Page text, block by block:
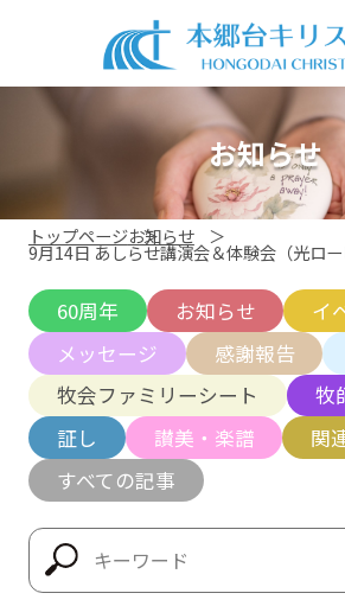
お知らせ
トップページお知らせ
9月14日 あしらせ講演会＆体験会（光ロー
60周年 お知らせ
イ
メッセージ
感謝報告
牧会ファミリーシート
牧
証し
讃美・楽譜
関
すべての記事